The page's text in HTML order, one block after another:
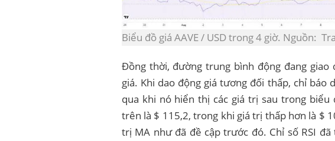
Biểu đồ giá AAVE / USD trong 4 giờ. Nguồn:
Đồng thời, đường trung bình động đang
giá. Khi dao động giá tương đối thấp, chỉ báo
qua khi nó hiển thị các giá trị sau trong biểu
trên là $ 115,2, trong khi giá trị thấp hơn là $
trị MA như đã đề cập trước đó. Chỉ số RSI